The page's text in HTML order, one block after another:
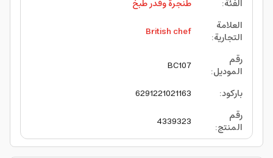
الفئة:
طنجرة وقدر طبخ
العلامة
التجارية:
British chef
رقم
الموديل:
BC107
باركود:
6291221021163
رقم
المنتج:
4339323